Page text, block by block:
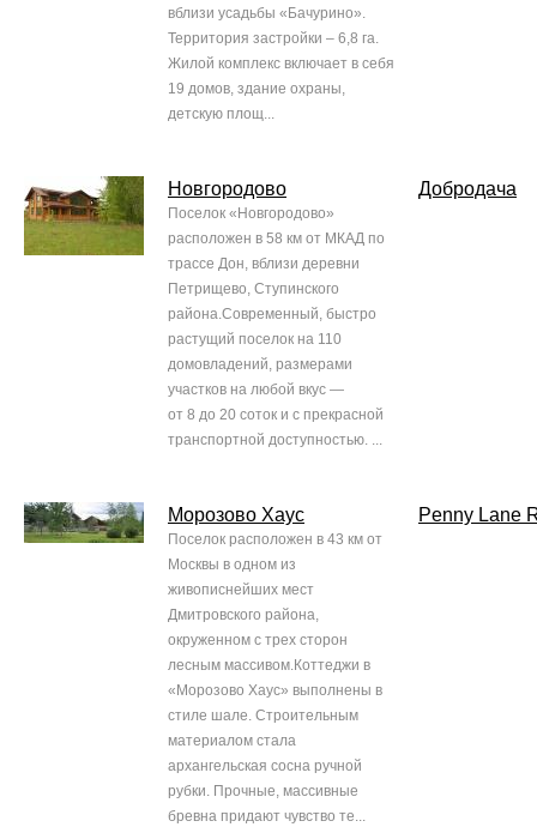
вблизи усадьбы «Бачурино».
Территория застройки – 6,8 га.
Жилой комплекс включает в себя
19 домов, здание охраны,
детскую площ...
Новгородово
Поселок «Новгородово»
расположен в 58 км от МКАД по
трассе Дон, вблизи деревни
Петрищево, Ступинского
района.Современный, быстро
растущий поселок на 110
домовладений, размерами
участков на любой вкус —
от 8 до 20 соток и с прекрасной
транспортной доступностью. ...
Добродача
Морозово Хаус
Поселок расположен в 43 км от
Москвы в одном из
живописнейших мест
Дмитровского района,
окруженном с трех сторон
лесным массивом.Коттеджи в
«Морозово Хаус» выполнены в
стиле шале. Строительным
материалом стала
архангельская сосна ручной
рубки. Прочные, массивные
бревна придают чувство те...
Penny Lane